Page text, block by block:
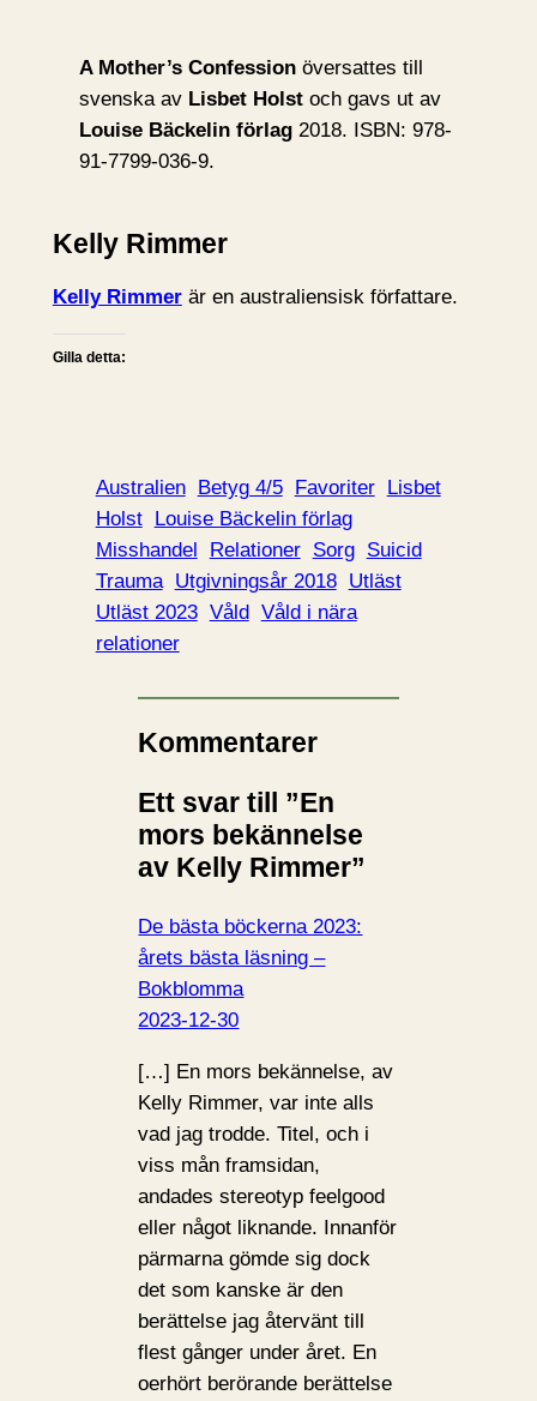
A Mother’s Confession översattes till
svenska av Lisbet Holst och gavs ut av
Louise Bäckelin förlag 2018. ISBN: 978-
91-7799-036-9.
Kelly Rimmer
Kelly Rimmerär en australiensisk författare.
Gilla detta:
Australien Betyg 4/5 Favoriter
Lisbet
Holst
Louise Bäckelin förlag
Misshandel
Relationer Sorg Suicid
Trauma Utgivningsår 2018 Utläst
Utläst 2023 Våld
Våld i nära
relationer
Kommentarer
Ett svar till ”En
mors bekännelse
av Kelly Rimmer”
De bästa böckerna 2023:
årets bästa läsning –
Bokblomma
2023-12-30
[…] En mors bekännelse, av
Kelly Rimmer, var inte alls
vad jag trodde. Titel, och i
viss mån framsidan,
andades stereotyp feelgood
eller något liknande. Innanför
pärmarna gömde sig dock
det som kanske är den
berättelse jag återvänt till
flest gånger under året. En
oerhört berörande berättelse